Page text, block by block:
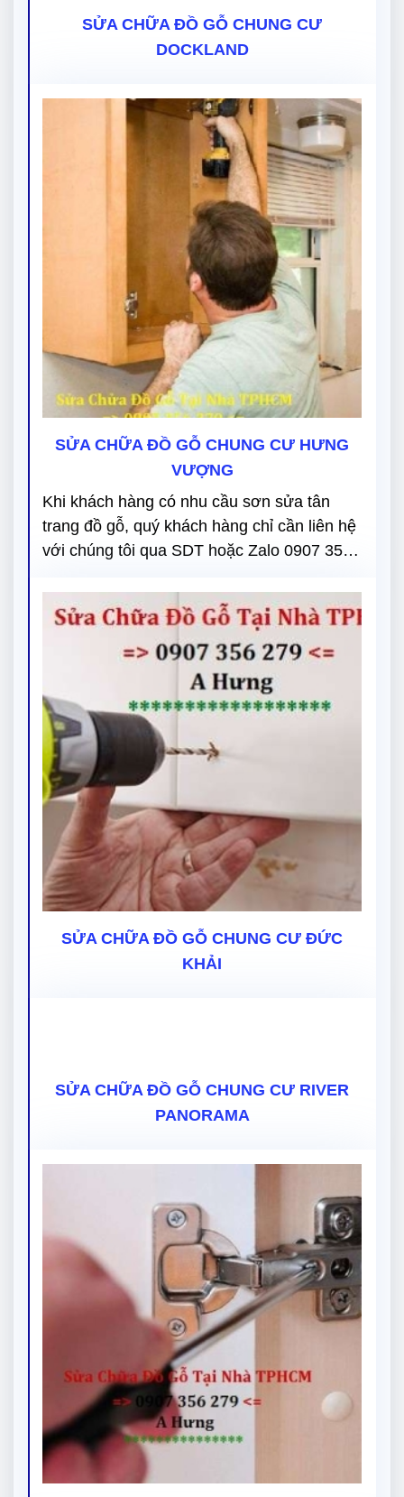
SỬA CHỮA ĐỒ GỖ CHUNG CƯ
DOCKLAND
SỬA CHỮA ĐỒ GỖ CHUNG CƯ HƯNG
VƯỢNG
Khi khách hàng có nhu cầu sơn sửa tân
trang đồ gỗ, quý khách hàng chỉ cần liên hệ
với chúng tôi qua SDT hoặc Zalo 0907 356
khách hàng hoàn toàn miễn phí.
SỬA CHỮA ĐỒ GỖ CHUNG CƯ ĐỨC
KHẢI
SỬA CHỮA ĐỒ GỖ CHUNG CƯ RIVER
PANORAMA